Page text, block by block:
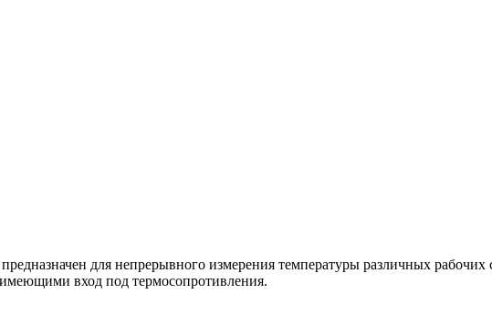
для непрерывного измерения температуры различных рабочих
вход под термосопротивления.